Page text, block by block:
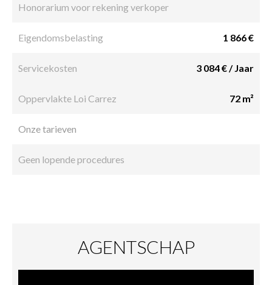
Honorarium voor rekening verkoper
Eigendomsbelasting 1 866 €
Servicekosten 3 084 € / Jaar
Oppervlakte Loi Carrez 72 m²
Onze tarieven
Geen lopende procedures
AGENTSCHAP